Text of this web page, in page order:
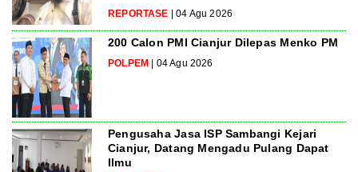
REPORTASE | 04 Agu 2026
200 Calon PMI Cianjur Dilepas Menko PM
POLPEM | 04 Agu 2026
Pengusaha Jasa ISP Sambangi Kejari
Cianjur, Datang Mengadu Pulang Dapat
Ilmu